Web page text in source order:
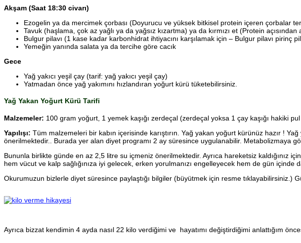
Akşam (Saat 18:30 civarı)
Ezogelin ya da mercimek çorbası (Doyurucu ve yüksek bitkisel protein içeren çorbalar
Tavuk (haşlama, çok az yağlı ya da yağsız kızartma) ya da kırmızı et (Protein
Bulgur pilavı (1 kase kadar karbonhidrat ihtiyacını karşılamak için – Bulgur pilavı pirinç
Yemeğin yanında salata ya da tercihe göre cacık
Gece
Yağ yakıcı yeşil çay (tarif: yağ yakıcı yeşil çay)
Yatmadan önce yağ yakımını hızlandıran yoğurt kürü tüketebilirsiniz.
Yağ Yakan Yoğurt Kürü Tarifi
Malzemeler: 100 gram yoğurt, 1 yemek kaşığı zerdeçal (zerdeçal yoksa 1 çay kaşığı hakiki
Yapılışı: Tüm malzemeleri bir kabın içerisinde karıştırın. Yağ yakan yoğurt kürünüz hazır !
önerilmektedir.. Burada yer alan diyet programı 2 ay süresince uygulanabilir. Metabolizmaya
Bununla birlikte günde en az 2,5 litre su içmeniz önerilmektedir. Ayrıca hareketsiz kaldığınız
hem vücut ve kalp sağlığınıza iyi gelecek, erken yorulmanızı engelleyecek hem de gün içinde
Okurumuzun bizlerle diyet süresince paylaştığı bilgiler (büyütmek için resme tıklayabilirsiniz.)
Ayrıca bizzat kendimin 4 ayda nasıl 22 kilo verdiğimi ve hayatımı değiştirdiğimi anlattığım